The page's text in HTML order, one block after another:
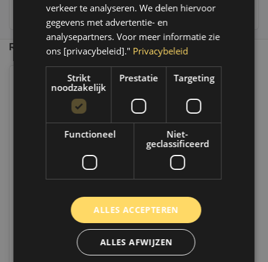
customers give us a 9,4 at
Recent bekeken
360° - Fluor Oranje - 500 ML
Op voorraad verzending binnen 1 a 2
werkdagen. Boven de 50,- gratis
verzending. (NL & BE)
verkeer te analyseren. We delen hiervoor
gegevens met advertentie- en
analysepartners. Voor meer informatie zie
ons [privacybeleid]." Privacybeleid
Strikt
noodzakelijk
Prestatie Targeting
Functioneel
Niet-
geclassificeerd
ALLES ACCEPTEREN
ALLES AFWIJZEN